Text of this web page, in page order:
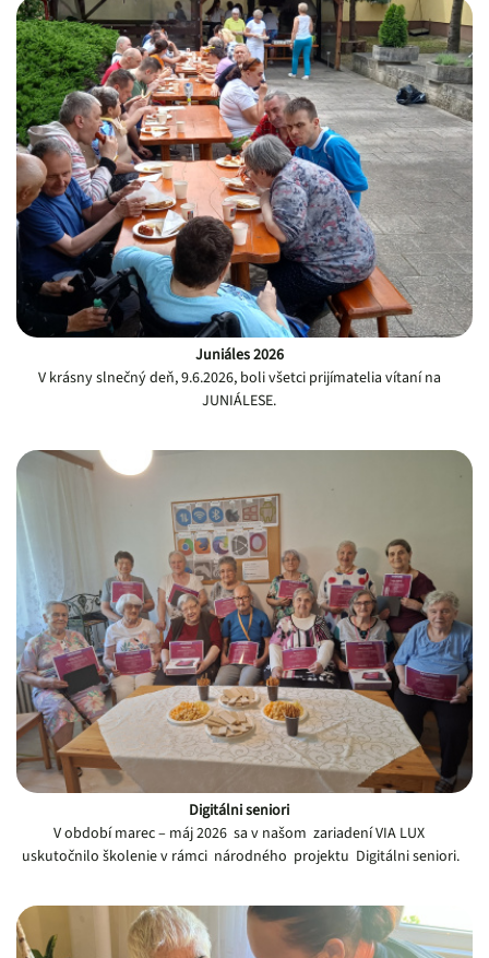
Juniáles 2026
V krásny slnečný deň, 9.6.2026, boli všetci prijímatelia vítaní na
JUNIÁLESE.
Digitálni seniori
V období marec – máj 2026 sa v našom zariadení VIA LUX
uskutočnilo školenie v rámci národného projektu Digitálni seniori.